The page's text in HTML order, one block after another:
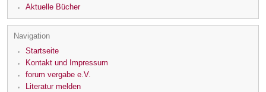
Aktuelle Bücher
Navigation
Startseite
Kontakt und Impressum
forum vergabe e.V.
Literatur melden